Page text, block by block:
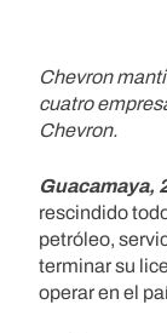
Chevron
cuatro
Chevron.
Guacamaya,
rescindido
petróleo,
terminar su
operar en el